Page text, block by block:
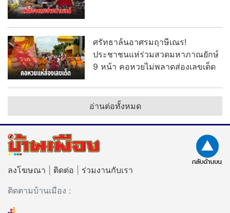
ศรัทธาล้นอาศรมฤาษีเณร!
ประชาชนแห่ร่วมสวดมหาภาณยักษ์
9 หน้า คอหวยไม่พลาดส่องเลขเด็ด
อ่านต่อทั้งหมด
ลงโฆษณา ติดต่อ
ร่วมงานกับเรา
ติดตามบ้านเมือง :